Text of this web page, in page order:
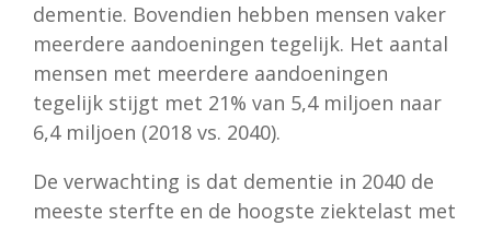
dementie. Bovendien hebben mensen vaker
meerdere aandoeningen tegelijk. Het aantal
mensen met meerdere aandoeningen
tegelijk stijgt met 21% van 5,4 miljoen naar
6,4 miljoen (2018 vs. 2040).
De verwachting is dat dementie in 2040 de
meeste sterfte en de hoogste ziektelast met